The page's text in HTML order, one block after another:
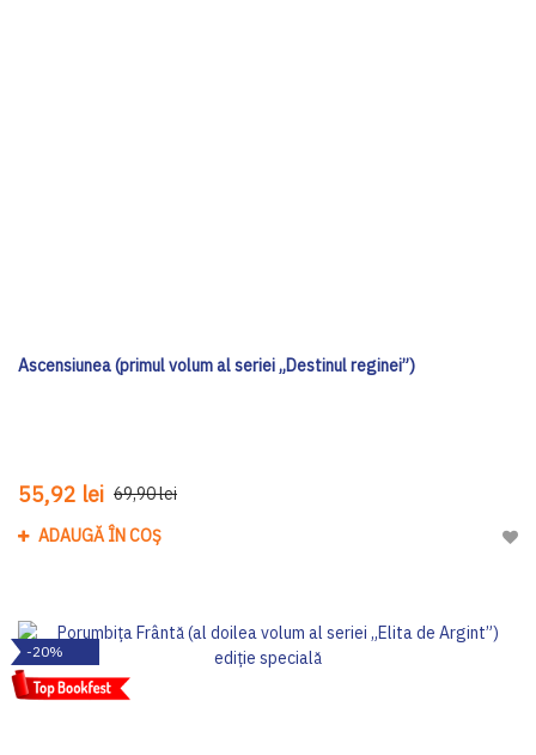
Ascensiunea (primul volum al seriei „Destinul reginei”)
55,92 lei 69,90 lei
ADAUGĂ ÎN COȘ
-20%